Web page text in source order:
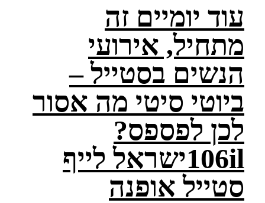
עוד יומיים זה
מתחיל, אירועי
הנשים בסטייל –
ביוטי סיטי מה אסור
לכן לפספס?
106ilישראל לייף
סטייל אופנה